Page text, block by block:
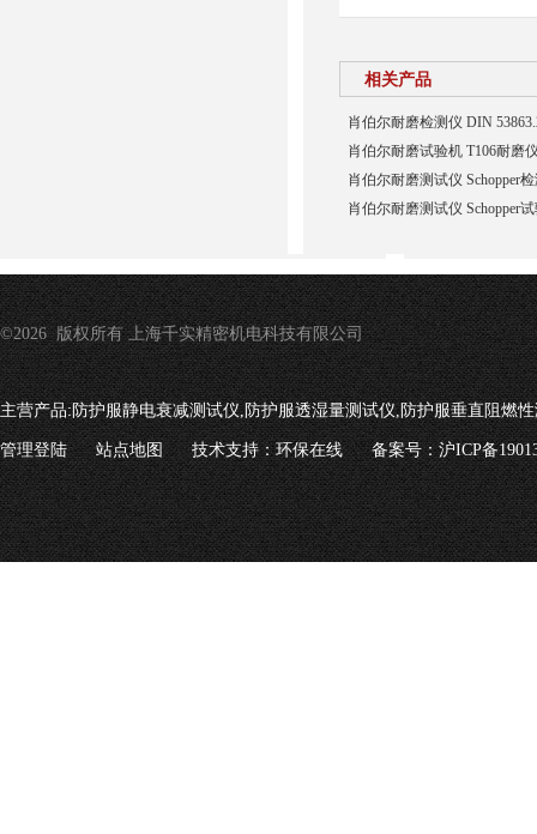
相关产品
肖伯尔耐磨检测仪 DIN
肖伯尔耐磨试验机 T106耐磨
肖伯尔耐磨测试仪 Schopper
肖伯尔耐磨测试仪 Schopper
©2026 版权所有 上海千实精密机电科技有限公司
主营产品:防护服静电衰减测试仪,防护服透湿量测试仪,防护服垂直阻燃
管理登陆 站点地图 技术支持：环保在线 备案号：沪ICP备